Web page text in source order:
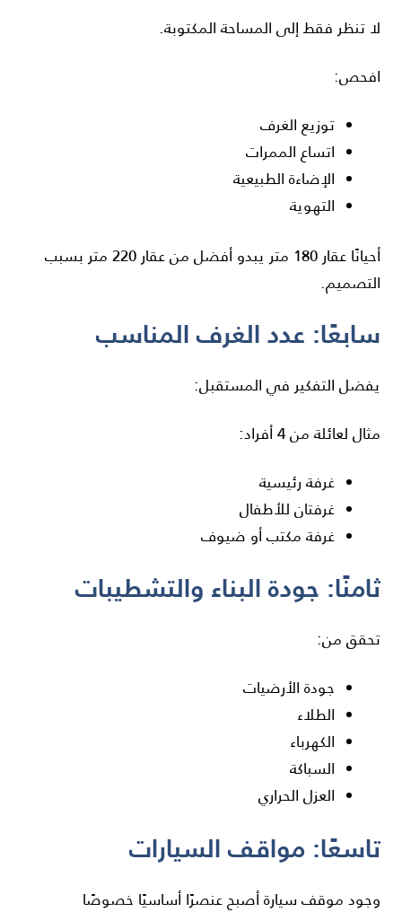
لا تنظر فقط إلى المساحة المكتوبة.
افحص:
توزيع الغرف
اتساع الممرات
الإضاءة الطبيعية
التهوية
أحيانًا عقار 180 متر يبدو أفضل من عقار 220 متر بسبب
التصميم.
سابعًا: عدد الغرف المناسب
يفضل التفكير في المستقبل:
مثال لعائلة من 4 أفراد:
غرفة رئيسية
غرفتان للأطفال
غرفة مكتب أو ضيوف
ثامنًا: جودة البناء والتشطيبات
تحقق من:
جودة الأرضيات
الطلاء
الكهرباء
السباكة
العزل الحراري
تاسعًا: مواقف السيارات
وجود موقف سيارة أصبح عنصرًا أساسيًا خصوصًا